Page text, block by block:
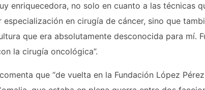
enriquecedora, no solo en cuanto a las técnicas
especialización en cirugía de cáncer, sino que
que era absolutamente desconocida para mí.
la cirugía oncológica”.
que “de vuelta en la Fundación López